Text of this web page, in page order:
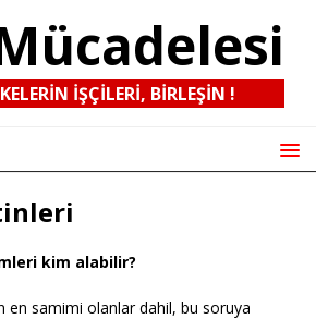
IŞÇILERI, BIRLEŞIN !
kim alabilir?
en samimi olanlar dahil, bu soruya